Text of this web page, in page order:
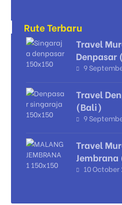
Rute Terbaru
Travel
Denpasar
9
Travel
(Bali)
9
Travel
10 October